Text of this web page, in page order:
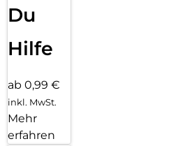
Du
Hilfe
ab 0,99 €
inkl. MwSt.
Mehr
erfahren